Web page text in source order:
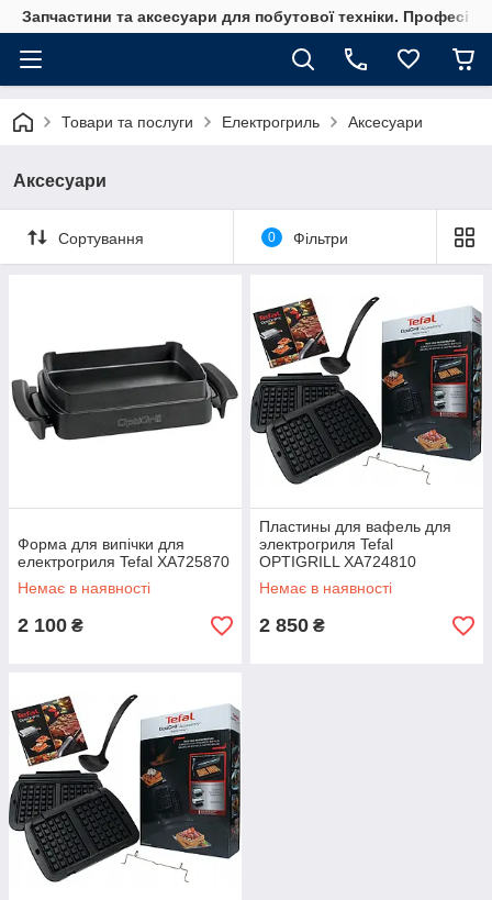
Запчастини та аксесуари для побутової техніки.
Товари та послуги Електрогриль Аксесуари
Аксесуари
Сортування 0 Фільтри
Форма для випічки для
електрогриля Tefal XA725870
Немає в наявності
2 100 ₴
Пластины для вафель для
электрогриля Tefal
OPTIGRILL XA724810
(XA723812)
Немає в наявності
2 850 ₴